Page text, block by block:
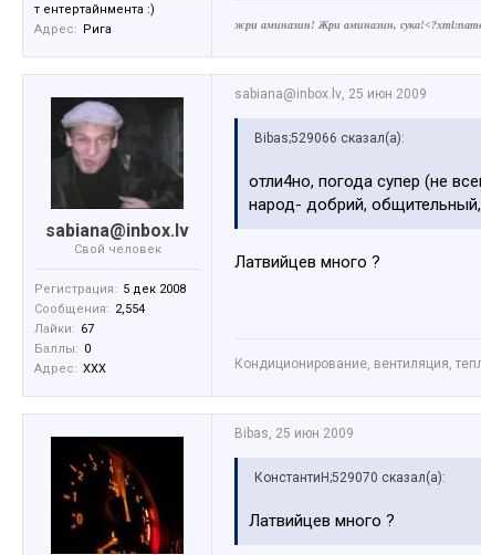
т ентертайнмента :)
Адрес: Рига жри аминазин! Жри аминазин,
sabiana@inbox.lv
Свой человек
Регистрация: 5 дек 2008
Сообщения: 2,554
Лайки: 67
Баллы: 0
Адрес: XXX
sabiana@inbox.lv, 25 июн 2009
Bibas;529066 сказал(а):
отли4но, погода супер (не
народ- добрий,
Латвийцев много ?
Кондиционирование, вентиляция,
Bibas, 25 июн 2009
КонстантиН;529070 сказал(а):
Латвийцев много ?